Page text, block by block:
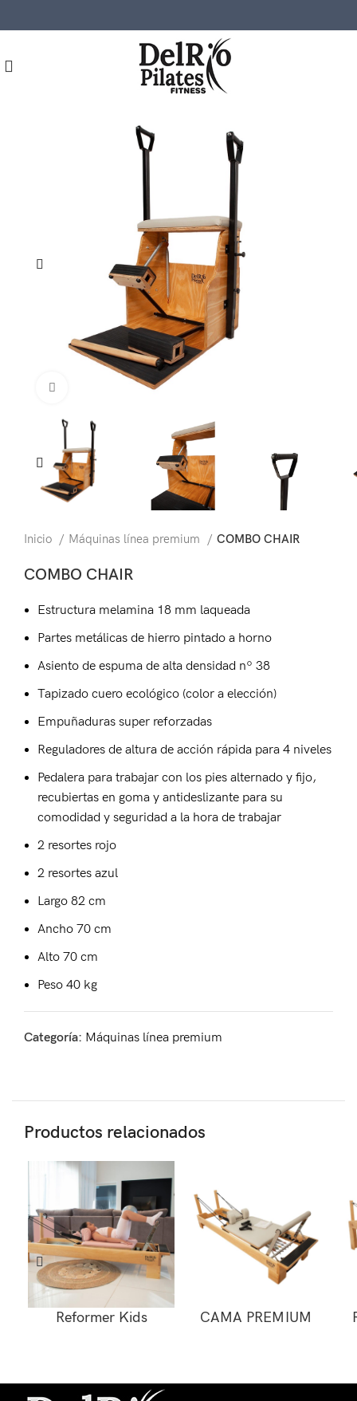
Click para agrandar
Inicio Máquinas línea premium COMBO CHAIR
COMBO CHAIR
Estructura melamina 18 mm laqueada
Partes metálicas de hierro pintado a horno
Asiento de espuma de alta densidad nº 38
Tapizado cuero ecológico (color a elección)
Empuñaduras super reforzadas
Reguladores de altura de acción rápida para 4 niveles
Pedalera para trabajar con los pies alternado y fijo,
recubiertas en goma y antideslizante para su
comodidad y seguridad a la hora de trabajar
2 resortes rojo
2 resortes azul
Largo 82 cm
Ancho 70 cm
Alto 70 cm
Peso 40 kg
Categoría: Máquinas línea premium
Productos relacionados
Reformer Kids CAMA PREMIUM